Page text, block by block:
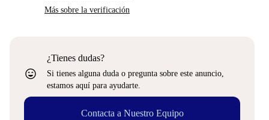
Más sobre la verificación
sentiment_very_satisfied
¿Tienes dudas?
Si tienes alguna duda o pregunta sobre este anuncio,
estamos aquí para ayudarte.
Contacta a Nuestro Equipo